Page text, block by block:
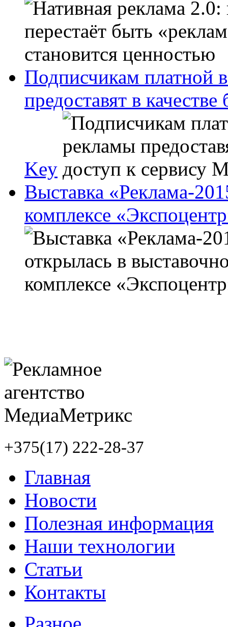
Подписчикам платной
предоставят в
Key
Выставка «Реклама-
комплексе
+375(17) 222-28-37
Главная
Новости
Полезная информация
Наши технологии
Статьи
Контакты